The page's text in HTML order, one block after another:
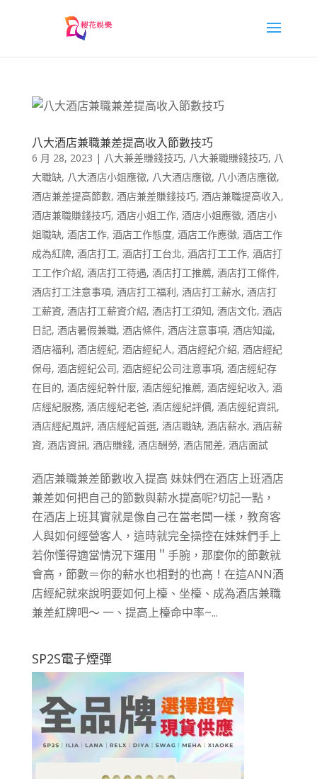
八大酒店兼職兼差提高收入節數技巧
6 月 28, 2023 | 八大兼差賺錢技巧, 八大兼職賺錢技巧, 八
大職缺, 八大酒店小姐應徵, 八大酒店應徵, 八小酒店應徵,
酒店兼差提高節數, 酒店兼差賺錢技巧, 酒店兼職提高收入,
酒店兼職賺錢技巧, 酒店小姐工作, 酒店小姐應徵, 酒店小
姐職缺, 酒店工作, 酒店工作態度, 酒店工作應徵, 酒店工作
成為紅牌, 酒店打工, 酒店打工台北, 酒店打工工作, 酒店打
工工作介紹, 酒店打工待遇, 酒店打工推薦, 酒店打工條件,
酒店打工注意事項, 酒店打工福利, 酒店打工薪水, 酒店打
工薪資, 酒店打工薪資介紹, 酒店打工須知, 酒店文化, 酒店
日記, 酒店暑假兼職, 酒店條件, 酒店注意事項, 酒店知識,
酒店福利, 酒店經紀, 酒店經紀人, 酒店經紀介紹, 酒店經紀
保母, 酒店經紀公司, 酒店經紀公司注意事項, 酒店經紀存
在目的, 酒店經紀幹什麼, 酒店經紀推薦, 酒店經紀收入, 酒
店經紀服務, 酒店經紀老爸, 酒店經紀評價, 酒店經紀資訊,
酒店經紀風評, 酒店經紀首選, 酒店職缺, 酒店薪水, 酒店薪
資, 酒店資訊, 酒店賺錢, 酒店酬勞, 酒店間差, 酒店面試
酒店兼職兼差節數收入提高 妹妹們在酒店上班酒店
兼差如何把自己的節數與薪水提高呢?切記一點，
在酒店上班其實就是像自己在當老闆一樣，教育客
人與如何經營客人，這時就完全操控在妹妹們手上
若你懂得適當情況下運用＂手腕，那麼你的節數就
會高，節數＝你的薪水也相對的也高！在這ANN酒
店經紀就來說明要如何上檯、坐檯、成為酒店兼職
兼差紅牌吧～ 一、提高上檯命中率~...
SP2S電子煙彈